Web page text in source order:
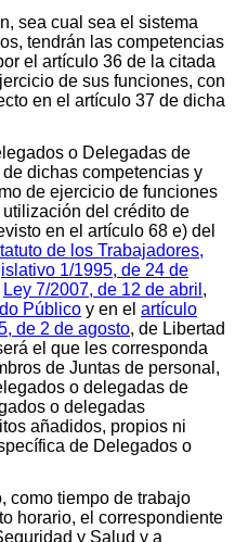
sea cual sea el sistema
tendrán las competencias
el artículo 36 de la citada
de sus funciones, con
en el artículo 37 de dicha
o Delegadas de
dichas competencias y
de ejercicio de funciones
del crédito de
en el artículo 68 e) del
de los Trabajadores,
1/1995, de 24 de
Ley 7/2007, de 12 de abril ,
Público y en el artículo
de 2 de agosto, de Libertad
el que les corresponda
de Juntas de personal,
o delegadas de
o delegadas
añadidos, propios ni
de Delegados o
como tiempo de trabajo
horario, el correspondiente
y Salud y a